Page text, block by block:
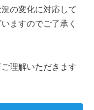
の変化に対応して
ますのでご了承く
理解いただきます